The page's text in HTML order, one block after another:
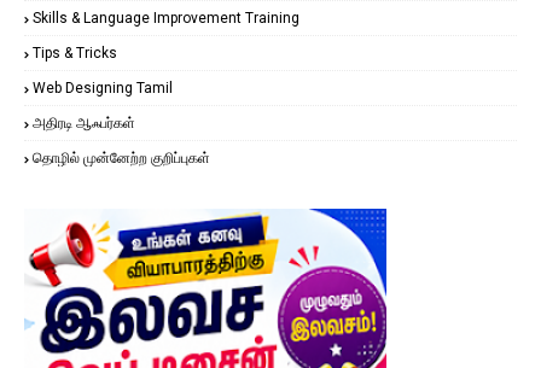
Skills & Language Improvement Training
Tips & Tricks
Web Designing Tamil
அதிரடி ஆஃபர்கள்
தொழில் முன்னேற்ற குறிப்புகள்